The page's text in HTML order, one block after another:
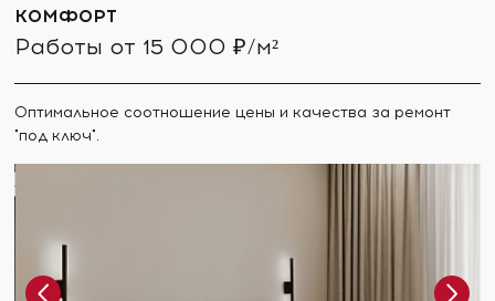
КОМФОРТ
Работы от 15 000 ₽/м²
Оптимальное соотношение цены и качества за ремонт
"под ключ".